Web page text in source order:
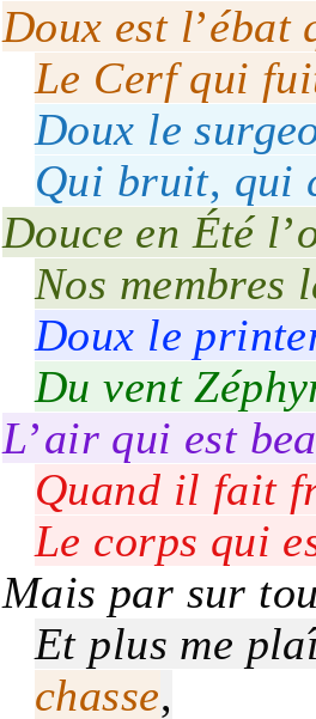
Doux est l’ébat
Le Cerfqui
Doux le
Qui bruit, qui
Douce en Étél’
Nos membres
Doux le
Duvent
L’airqui est
Quand il fait
Le corps qui
Mais par sur
Et plus me
chasse,